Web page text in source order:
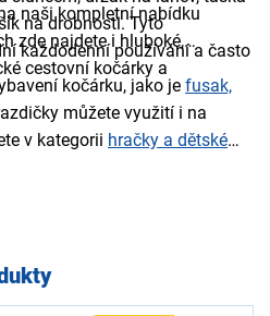
na drobnosti. Tyto
každodenní používání a často
naši kompletní nabídku
zde najdete i hluboké,
cestovní kočárky a
kočárku, jako je fusak,
můžete využití i na
v kategorii hračky a dětské